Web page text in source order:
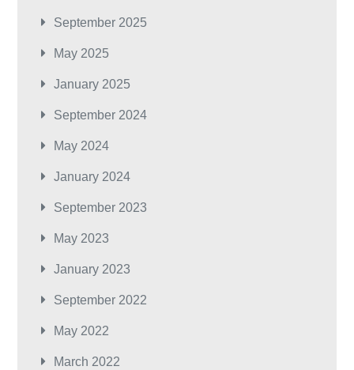
September 2025
May 2025
January 2025
September 2024
May 2024
January 2024
September 2023
May 2023
January 2023
September 2022
May 2022
March 2022